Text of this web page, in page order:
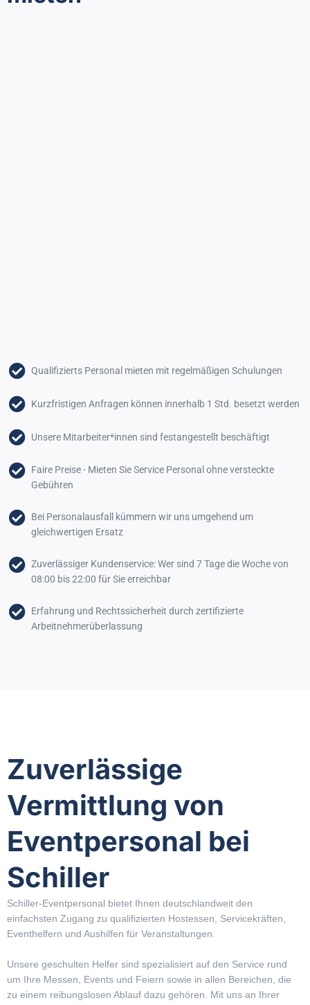
Qualifizierts Personal mieten mit regelmäßigen Schulungen
Kurzfristigen Anfragen können innerhalb 1 Std. besetzt werden
Unsere Mitarbeiter*innen sind festangestellt beschäftigt
Faire Preise - Mieten Sie Service Personal ohne versteckte
Gebühren
Bei Personalausfall kümmern wir uns umgehend um
gleichwertigen Ersatz
Zuverlässiger Kundenservice: Wer sind 7 Tage die Woche von
08:00 bis 22:00 für Sie erreichbar
Erfahrung und Rechtssicherheit durch zertifizierte
Arbeitnehmerüberlassung
Zuverlässige
Vermittlung von
Eventpersonal bei
Schiller
Schiller-Eventpersonal bietet Ihnen deutschlandweit den
einfachsten Zugang zu qualifizierten Hostessen, Servicekräften,
Eventhelfern und Aushilfen für Veranstaltungen.
Unsere geschulten Helfer sind spezialisiert auf den Service rund
um Ihre Messen, Events und Feiern sowie in allen Bereichen, die
zu einem reibungslosen Ablauf dazu gehören. Mit uns an Ihrer